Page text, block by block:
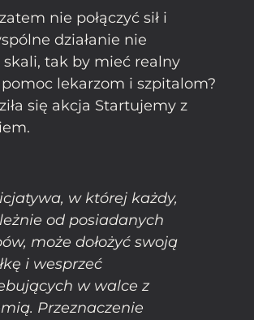
nie połączyć sił i
działanie nie
skali, tak by mieć realny
lekarzom i szpitalom?
się akcja Startujemy z
w której każdy,
od posiadanych
może dołożyć swoją
i wesprzeć
w walce z
Przeznaczenie